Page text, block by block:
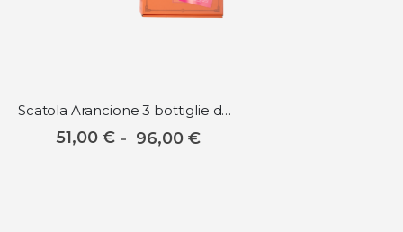
Scatola Arancione 3 bottiglie da 0,75 lt e fino a 3 Gelatine
51,00 € 96,00 €